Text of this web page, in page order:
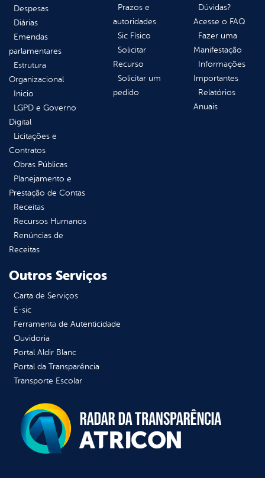
Despesas
Diárias
Emendas
parlamentares
Estrutura
Organizacional
Inicio
LGPD e Governo
Digital
Licitações e
Contratos
Obras Públicas
Planejamento e
Prestação de Contas
Receitas
Recursos Humanos
Renúncias de
Receitas
Prazos e
autoridades
Sic Físico
Solicitar
Recurso
Solicitar um
pedido
Dúvidas?
Acesse o FAQ
Fazer uma
Manifestação
Informações
Importantes
Relatórios
Anuais
Outros Serviços
Carta de Serviços
E-sic
Ferramenta de Autenticidade
Ouvidoria
Portal Aldir Blanc
Portal da Transparência
Transporte Escolar